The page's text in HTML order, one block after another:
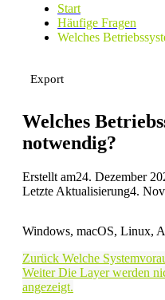
Start
Häufige Fragen
Welches
Export
Welches
notwendig?
Erstellt am24. Dezember
Letzte Aktualisierung4.
Windows, macOS, Linux,
Zurück Welche
WeiterDie Layer werden
angezeigt.